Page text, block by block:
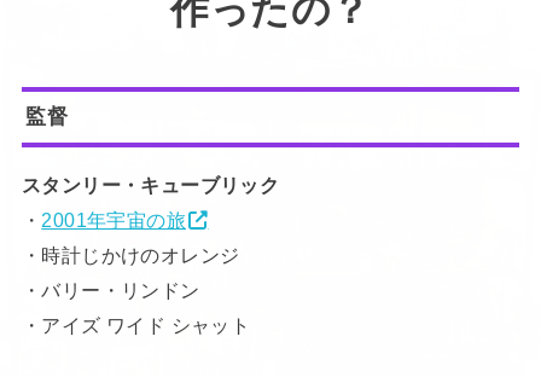
作ったの？
監督
スタンリー・キューブリック
・ 2001年宇宙の旅
・時計じかけのオレンジ
・バリー・リンドン
・アイズ ワイド シャット